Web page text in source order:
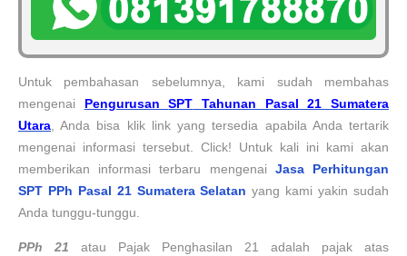
Untuk pembahasan sebelumnya, kami sudah membahas
mengenai PengurusanSPT Tahunan Pasal 21 Sumatera
Utara , Anda bisa klik link yang tersedia apabila Anda tertarik
mengenai informasi tersebut. Click! Untuk kali ini kami akan
memberikan informasi terbaru mengenai Jasa Perhitungan
SPT PPh Pasal 21 Sumatera Selatan yang kami yakin sudah
Anda tunggu-tunggu.
PPh 21 atau Pajak Penghasilan 21 adalah pajak atas